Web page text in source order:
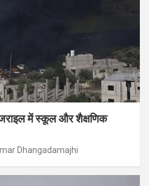
में स्कूल और शैक्षणिक
Dhangadamajhi